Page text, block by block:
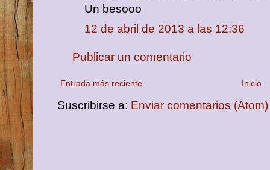
Un besooo
12 de abril de 2013 a las 12:36
Publicar un comentario
Entrada más reciente Inicio
Suscribirse a: Enviar comentarios (Atom)